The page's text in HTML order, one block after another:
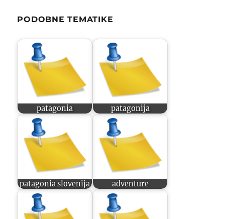
PODOBNE TEMATIKE
patagonia patagonija
patagonia slovenija adventure